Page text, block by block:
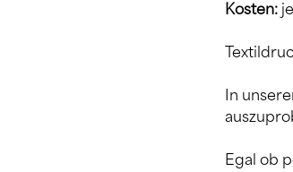
Kosten: je
In
Egal ob